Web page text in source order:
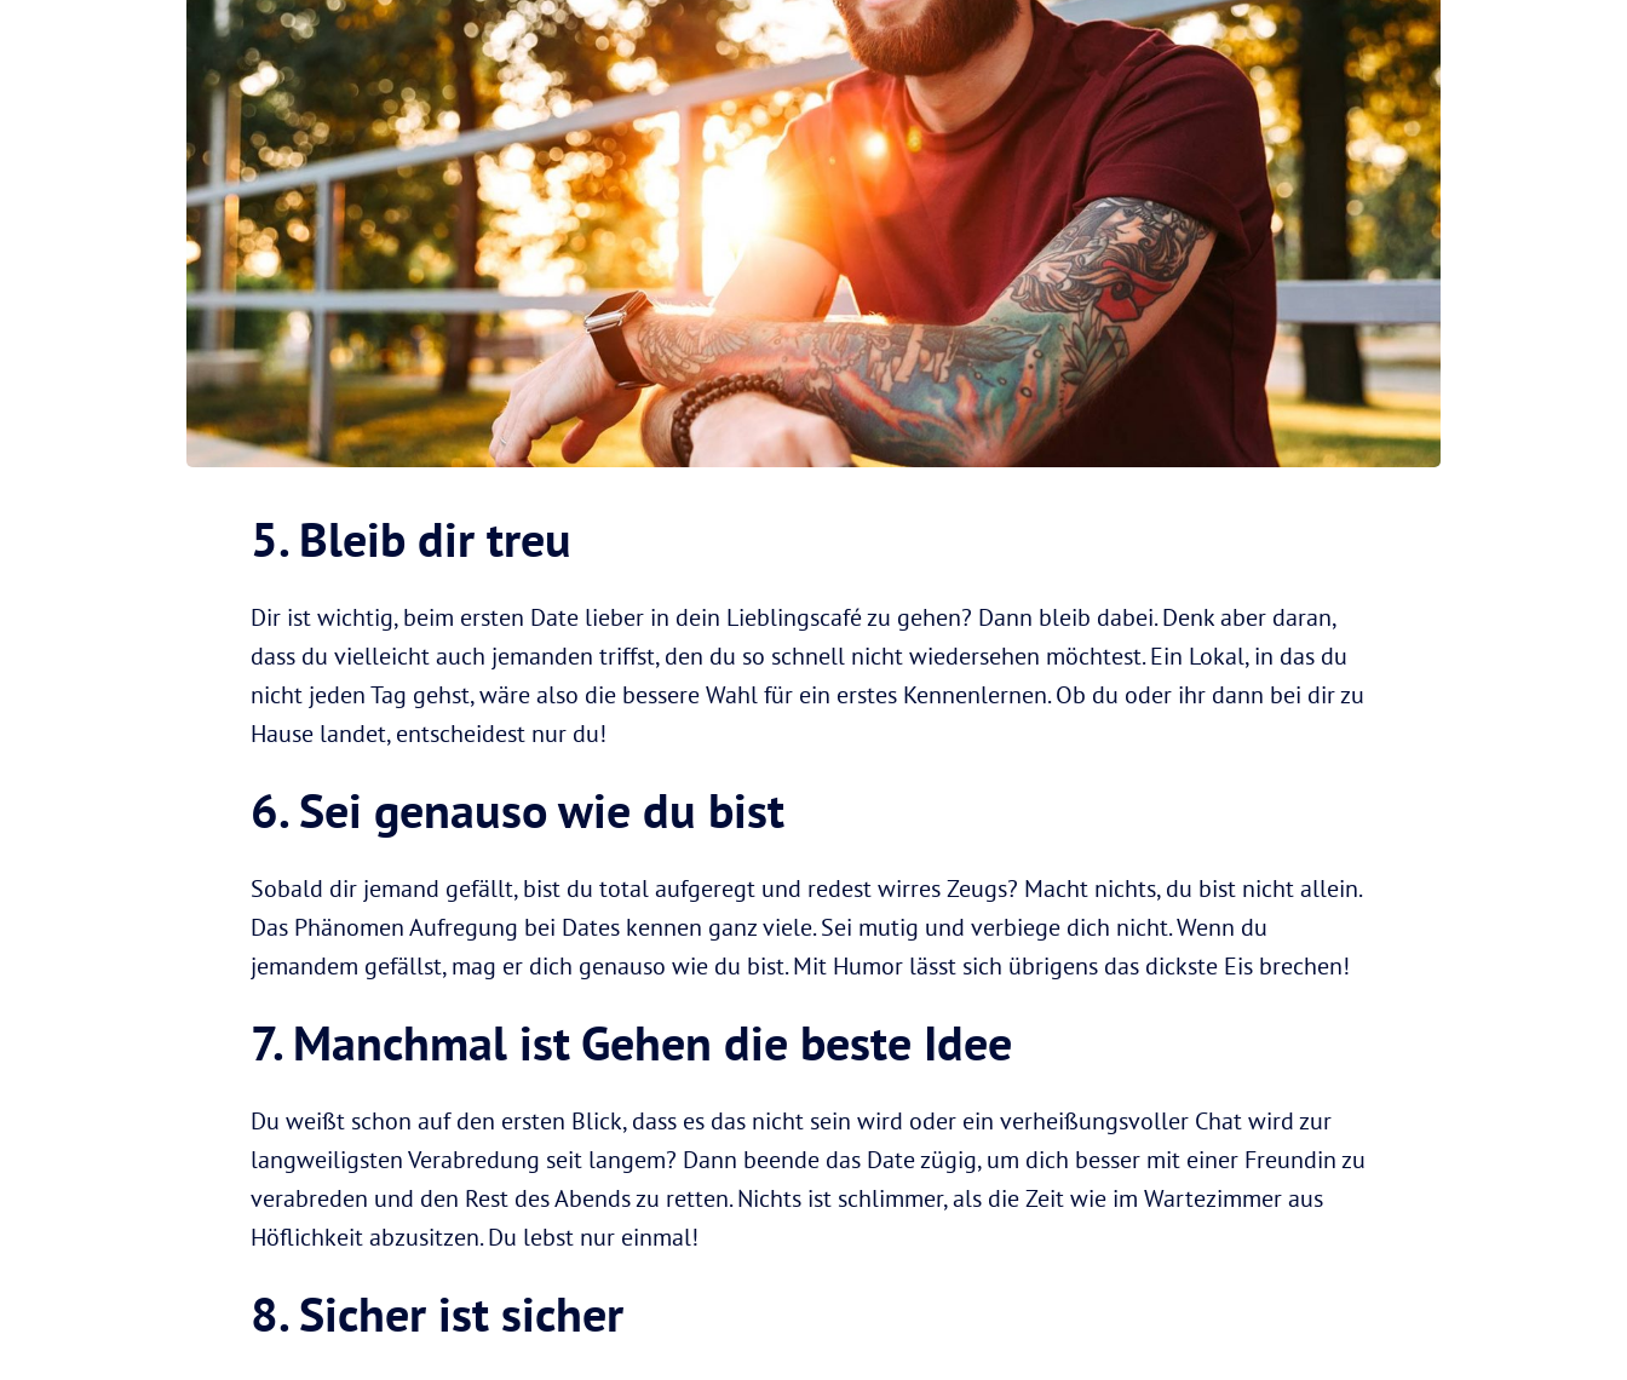
5. Bleib dir treu
Dir ist wichtig, beim ersten Date lieber in dein Lieblingscafé zu gehen? Dann bleib dabei. Denk aber daran,
dass du vielleicht auch jemanden triffst, den du so schnell nicht wiedersehen möchtest. Ein Lokal, in das du
nicht jeden Tag gehst, wäre also die bessere Wahl für ein erstes Kennenlernen. Ob du oder ihr dann bei dir zu
Hause landet, entscheidest nur du!
6. Sei genauso wie du bist
Sobald dir jemand gefällt, bist du total aufgeregt und redest wirres Zeugs? Macht nichts, du bist nicht allein.
Das Phänomen Aufregung bei Dates kennen ganz viele. Sei mutig und verbiege dich nicht. Wenn du
jemandem gefällst, mag er dich genauso wie du bist. Mit Humor lässt sich übrigens das dickste Eis brechen!
7. Manchmal ist Gehen die beste Idee
Du weißt schon auf den ersten Blick, dass es das nicht sein wird oder ein verheißungsvoller Chat wird zur
langweiligsten Verabredung seit langem? Dann beende das Date zügig, um dich besser mit einer Freundin zu
verabreden und den Rest des Abends zu retten. Nichts ist schlimmer, als die Zeit wie im Wartezimmer aus
Höflichkeit abzusitzen. Du lebst nur einmal!
8. Sicher ist sicher